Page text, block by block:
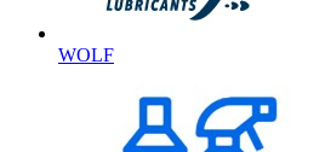
WOLF